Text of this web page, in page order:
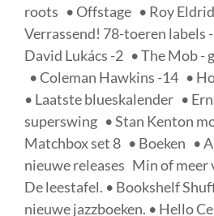
roots • Offstage • Roy
Verrassend! 78-toeren labels
David Lukács -2 • The Mob -
• Coleman Hawkins -14 •
• Laatste blueskalender •
superswing • Stan Kenton
Matchbox set 8 • Boeken •
nieuwe releases Min of meer
De leestafel. • Bookshelf
nieuwe jazzboeken. • Hello